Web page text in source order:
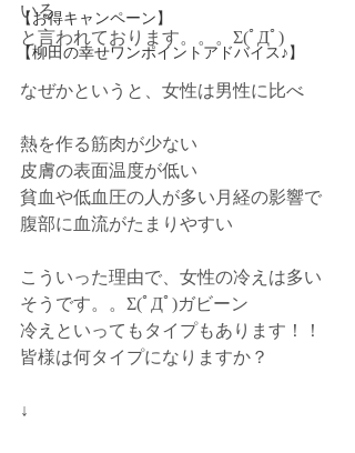
【お得キャンペーン】
【柳田の幸せワンポイントアドバイス♪】
いる
と言われております。。。Σ(ﾟДﾟ)
なぜかというと、女性は男性に比べ
熱を作る筋肉が少ない
皮膚の表面温度が低い
貧血や低血圧の人が多い月経の影響で
腹部に血流がたまりやすい
こういった理由で、女性の冷えは多い
そうです。。Σ(ﾟДﾟ)ガビーン
冷えといってもタイプもあります！！
皆様は何タイプになりますか？
↓